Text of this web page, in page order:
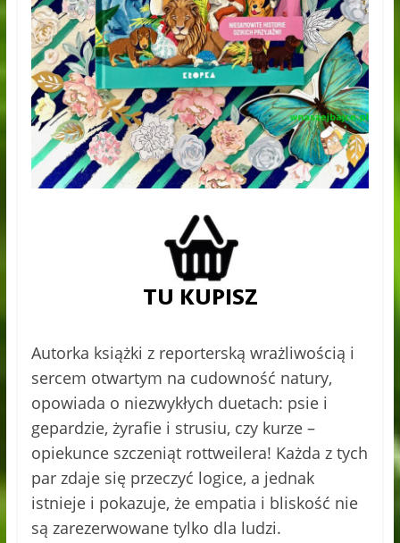
Autorka książki z reporterską wrażliwością i
sercem otwartym na cudowność natury,
opowiada o niezwykłych duetach: psie i
gepardzie, żyrafie i strusiu, czy kurze –
opiekunce szczeniąt rottweilera! Każda z tych
par zdaje się przeczyć logice, a jednak
istnieje i pokazuje, że empatia i bliskość nie
są zarezerwowane tylko dla ludzi.